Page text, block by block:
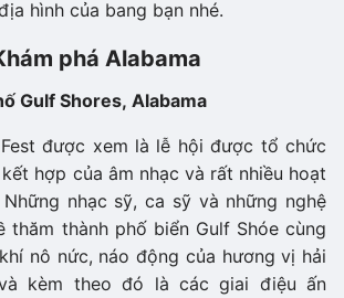
hình của bang bạn nhé.
phá Alabama
Gulf Shores, Alabama
được xem là lễ hội được tổ chức
hợp của âm nhạc và rất nhiều hoạt
nhạc sỹ, ca sỹ và những nghệ
thăm thành phố biển Gulf Shóe cùng
nô nức, náo động của hương vị hải
kèm theo đó là các giai điệu ấn